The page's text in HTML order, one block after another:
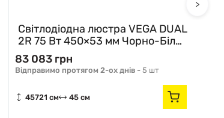
Світлодіодна люстра VEGA DUAL
2R 75 Вт 450×53 мм Чорно-Біла.
Керується вимикачем (без
пульта) 10429 ESLLSE
83 083 грн
Відправимо протягом 2-ох днів - 5 шт
45721 см 45 см
>